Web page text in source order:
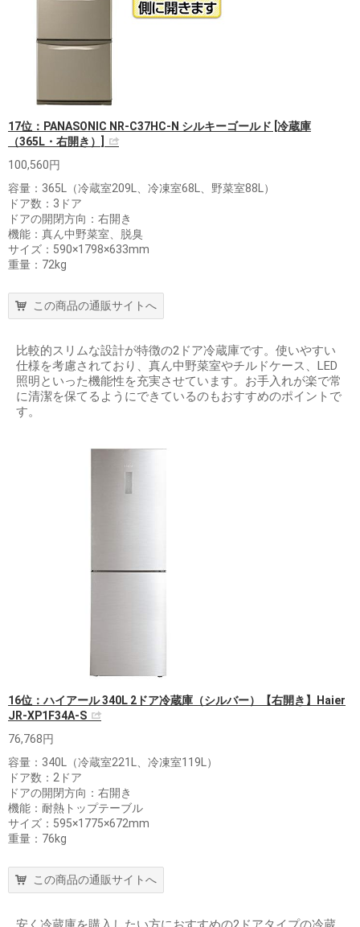
17位：PANASONIC NR-C37HC-N シルキーゴールド [冷蔵庫
（365L・右開き）]
100,560円
容量：365L（冷蔵室209L、冷凍室68L、野菜室88L）
ドア数：3ドア
ドアの開閉方向：右開き
機能：真ん中野菜室、脱臭
サイズ：590×1798×633mm
重量：72kg
この商品の通販サイトへ
比較的スリムな設計が特徴の2ドア冷蔵庫です。使いやすい
仕様を考慮されており、真ん中野菜室やチルドケース、LED
照明といった機能性を充実させています。お手入れが楽で常
に清潔を保てるようにできているのもおすすめのポイントで
す。
16位：ハイアール 340L 2ドア冷蔵庫（シルバー）【右開き】Haier
JR-XP1F34A-S
76,768円
容量：340L（冷蔵室221L、冷凍室119L）
ドア数：2ドア
ドアの開閉方向：右開き
機能：耐熱トップテーブル
サイズ：595×1775×672mm
重量：76kg
この商品の通販サイトへ